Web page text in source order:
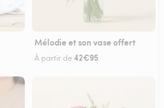
Mélodie et son vase offert
À partir de42€95